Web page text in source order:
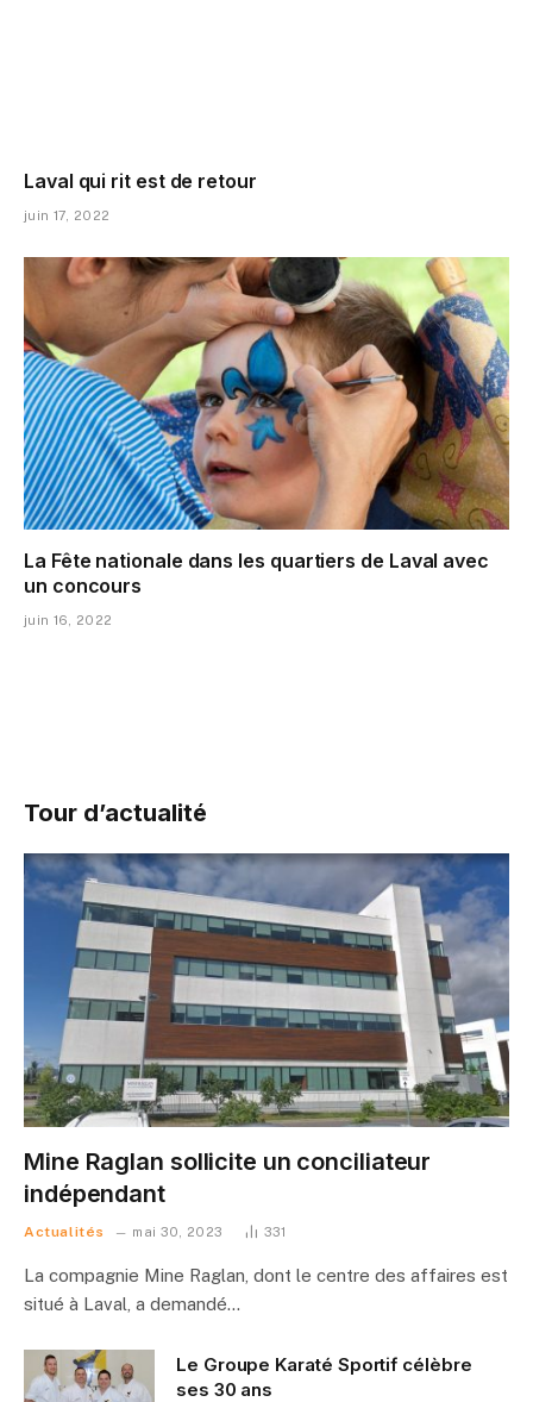
Laval qui rit est de retour
juin 17, 2022
La Fête nationale dans les quartiers de Laval avec
un concours
juin 16, 2022
Tour d’actualité
Mine Raglan sollicite un conciliateur
indépendant
Actualités mai 30, 2023 331
La compagnie Mine Raglan, dont le centre des affaires est
situé à Laval, a demandé…
Le Groupe Karaté Sportif célèbre
ses 30 ans